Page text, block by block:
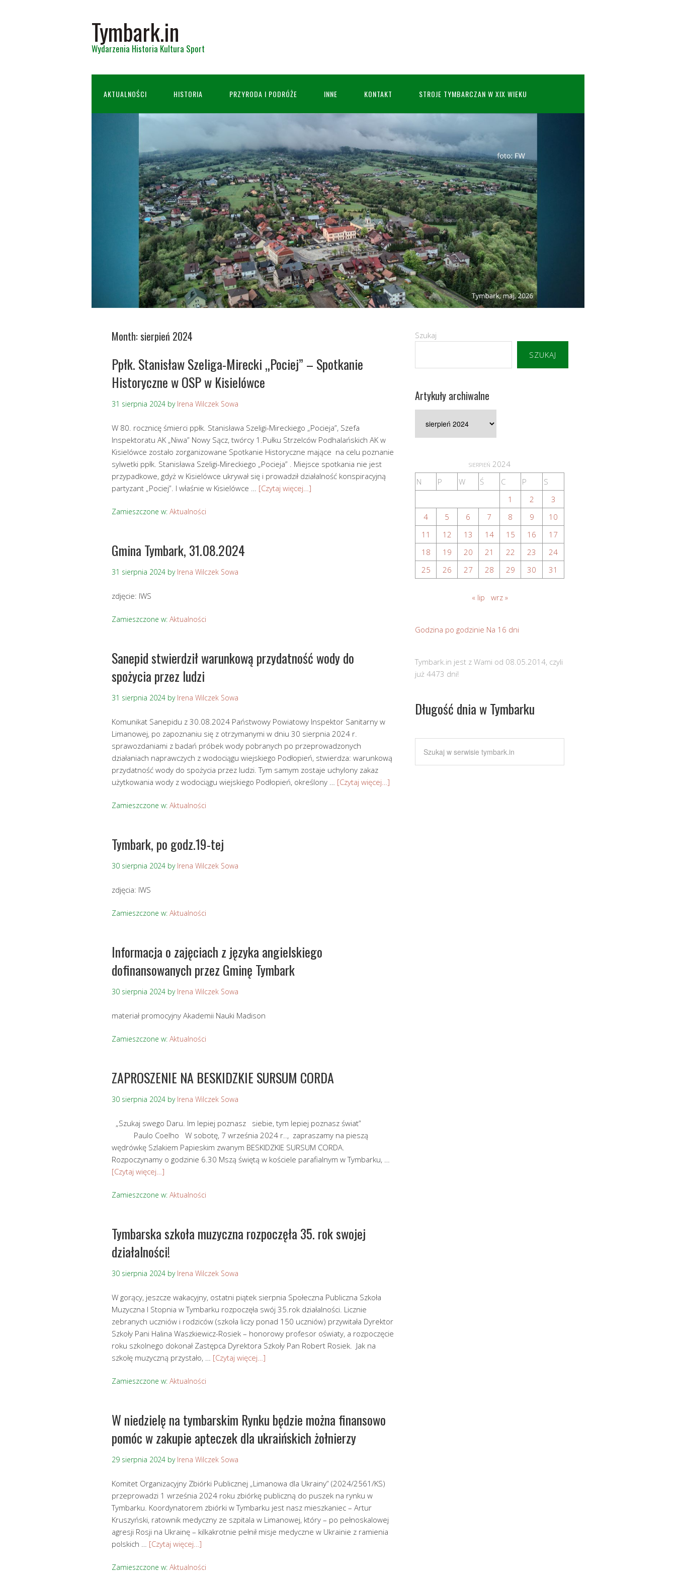
Tymbark.in
Wydarzenia Historia Kultura Sport
AKTUALNOŚCI HISTORIA PRZYRODA I PODRÓŻE INNE KONTAKT STROJE TYMBARCZAN W XIX WIEKU
Month: sierpień 2024
Ppłk. Stanisław Szeliga-Mirecki „Pociej” – Spotkanie
Historyczne w OSP w Kisielówce
31 sierpnia 2024 by Irena Wilczek Sowa
W 80. rocznicę śmierci ppłk. Stanisława Szeligi-Mireckiego „Pocieja”, Szefa
Inspektoratu AK „Niwa” Nowy Sącz, twórcy 1.Pułku Strzelców Podhalańskich AK w
Kisielówce zostało zorganizowane Spotkanie Historyczne mające na celu poznanie
sylwetki ppłk. Stanisława Szeligi-Mireckiego „Pocieja” . Miejsce spotkania nie jest
przypadkowe, gdyż w Kisielówce ukrywał się i prowadził działalność konspiracyjną
partyzant „Pociej”. I właśnie w Kisielówce … [Czytaj więcej…]
Zamieszczone w: Aktualności
Gmina Tymbark, 31.08.2024
31 sierpnia 2024 by Irena Wilczek Sowa
zdjęcie: IWS
Zamieszczone w: Aktualności
Sanepid stwierdził warunkową przydatność wody do
spożycia przez ludzi
31 sierpnia 2024 by Irena Wilczek Sowa
Komunikat Sanepidu z 30.08.2024 Państwowy Powiatowy Inspektor Sanitarny w
Limanowej, po zapoznaniu się z otrzymanymi w dniu 30 sierpnia 2024 r.
sprawozdaniami z badań próbek wody pobranych po przeprowadzonych
działaniach naprawczych z wodociągu wiejskiego Podłopień, stwierdza: warunkową
przydatność wody do spożycia przez ludzi. Tym samym zostaje uchylony zakaz
użytkowania wody z wodociągu wiejskiego Podłopień, określony … [Czytaj więcej…]
Zamieszczone w: Aktualności
Tymbark, po godz.19-tej
30 sierpnia 2024 by Irena Wilczek Sowa
zdjęcia: IWS
Zamieszczone w: Aktualności
Informacja o zajęciach z języka angielskiego
dofinansowanych przez Gminę Tymbark
30 sierpnia 2024 by Irena Wilczek Sowa
materiał promocyjny Akademii Nauki Madison
Zamieszczone w: Aktualności
ZAPROSZENIE NA BESKIDZKIE SURSUM CORDA
30 sierpnia 2024 by Irena Wilczek Sowa
„Szukaj swego Daru. Im lepiej poznasz siebie, tym lepiej poznasz świat”
Paulo Coelho W sobotę, 7 września 2024 r.., zapraszamy na pieszą
wędrówkę Szlakiem Papieskim zwanym BESKIDZKIE SURSUM CORDA.
Rozpoczynamy o godzinie 6.30 Mszą świętą w kościele parafialnym w Tymbarku, …
[Czytaj więcej…]
Zamieszczone w: Aktualności
Tymbarska szkoła muzyczna rozpoczęła 35. rok swojej
działalności!
30 sierpnia 2024 by Irena Wilczek Sowa
W gorący, jeszcze wakacyjny, ostatni piątek sierpnia Społeczna Publiczna Szkoła
Muzyczna I Stopnia w Tymbarku rozpoczęła swój 35.rok działalności. Licznie
zebranych uczniów i rodziców (szkoła liczy ponad 150 uczniów) przywitała Dyrektor
Szkoły Pani Halina Waszkiewicz-Rosiek – honorowy profesor oświaty, a rozpoczęcie
roku szkolnego dokonał Zastępca Dyrektora Szkoły Pan Robert Rosiek. Jak na
szkołę muzyczną przystało, … [Czytaj więcej…]
Zamieszczone w: Aktualności
W niedzielę na tymbarskim Rynku będzie można finansowo
pomóc w zakupie apteczek dla ukraińskich żołnierzy
29 sierpnia 2024 by Irena Wilczek Sowa
Komitet Organizacyjny Zbiórki Publicznej „Limanowa dla Ukrainy” (2024/2561/KS)
przeprowadzi 1 września 2024 roku zbiórkę publiczną do puszek na rynku w
Tymbarku. Koordynatorem zbiórki w Tymbarku jest nasz mieszkaniec – Artur
Kruszyński, ratownik medyczny ze szpitala w Limanowej, który – po pełnoskalowej
agresji Rosji na Ukrainę – kilkakrotnie pełnił misje medyczne w Ukrainie z ramienia
polskich … [Czytaj więcej…]
Zamieszczone w: Aktualności
Szukaj
SZUKAJ
Artykuły archiwalne
archiwalne
sierpień 2024
N
P W Ś C P
S
1
2
3
4
5 6 7 8 9
10
11
12 13 14 15 16
17
18
19 20 21 22 23
24
25
26 27 28 29 30 31
« lip wrz »
Godzina po godzinie Na 16 dni
Tymbark.in jest z Wami od 08.05.2014, czyli
już 4473 dni!
Długość dnia w Tymbarku